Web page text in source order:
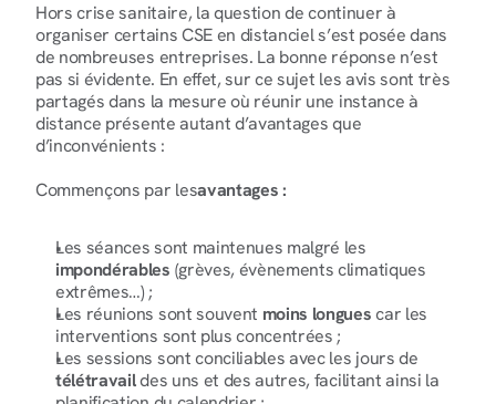
Hors crise sanitaire, la question de continuer à
organiser certains CSE en distanciel s’est posée dans
de nombreuses entreprises. La bonne réponse n’est
pas si évidente. En effet, sur ce sujet les avis sont très
partagés dans la mesure où réunir une instance à
distance présente autant d’avantages que
d’inconvénients :
Commençons par lesavantages :
impondérables (grèves, évènements climatiques
extrêmes…) ;
Les réunions sont souvent moins longues car les
interventions sont plus concentrées ;
télétravail des uns et des autres, facilitant ainsi la